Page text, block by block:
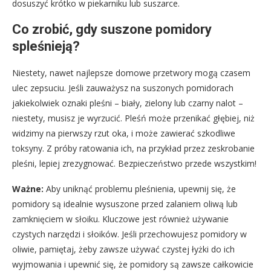
dosuszyć krótko w piekarniku lub suszarce.
Co zrobić, gdy suszone pomidory
spleśnieją?
Niestety, nawet najlepsze domowe przetwory mogą czasem
ulec zepsuciu. Jeśli zauważysz na suszonych pomidorach
jakiekolwiek oznaki pleśni – biały, zielony lub czarny nalot –
niestety, musisz je wyrzucić. Pleśń może przenikać głębiej, niż
widzimy na pierwszy rzut oka, i może zawierać szkodliwe
toksyny. Z próby ratowania ich, na przykład przez zeskrobanie
pleśni, lepiej zrezygnować. Bezpieczeństwo przede wszystkim!
Ważne: Aby uniknąć problemu pleśnienia, upewnij się, że
pomidory są idealnie wysuszone przed zalaniem oliwą lub
zamknięciem w słoiku. Kluczowe jest również używanie
czystych narzędzi i słoików. Jeśli przechowujesz pomidory w
oliwie, pamiętaj, żeby zawsze używać czystej łyżki do ich
wyjmowania i upewnić się, że pomidory są zawsze całkowicie